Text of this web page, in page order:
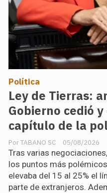
Ley de Tierras:
Gobierno cedió
capítulo de la
TABANO SC
Política
05/08/2026
Tras varias
los puntos más
elevaba del 15 al 25% el
parte de extranjeros.